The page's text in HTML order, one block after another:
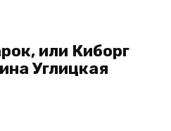
или Киборг
Углицкая